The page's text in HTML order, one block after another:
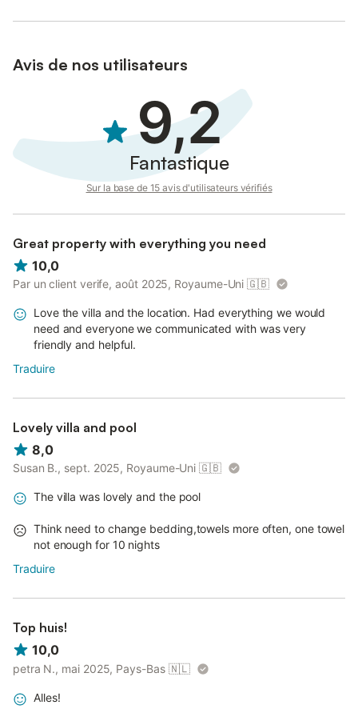
Avis de nos utilisateurs
9,2
Fantastique
Sur la base de 15 avis d'utilisateurs vérifiés
Great property with everything you need
10,0
Par un client verife, août 2025, Royaume-Uni 🇬🇧
Love the villa and the location. Had everything we would
need and everyone we communicated with was very
friendly and helpful.
Traduire
Lovely villa and pool
8,0
Susan B., sept. 2025, Royaume-Uni 🇬🇧
The villa was lovely and the pool
Think need to change bedding,towels more often, one towel
not enough for 10 nights
Traduire
Top huis!
10,0
petra N., mai 2025, Pays-Bas 🇳🇱
Alles!